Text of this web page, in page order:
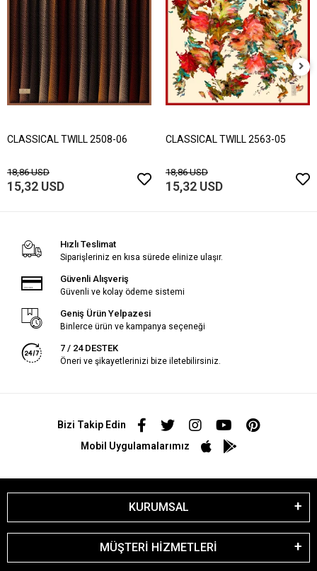
CLASSICAL TWILL 2508-06
18,86 USD
15,32 USD
CLASSICAL TWILL 2563-05
18,86 USD
15,32 USD
Hızlı Teslimat
Siparişleriniz en kısa sürede elinize ulaşır.
Güvenli Alışveriş
Güvenli ve kolay ödeme sistemi
Geniş Ürün Yelpazesi
Binlerce ürün ve kampanya seçeneği
7 / 24 DESTEK
Öneri ve şikayetlerinizi bize iletebilirsiniz.
Bizi Takip Edin
Mobil Uygulamalarımız
KURUMSAL
MÜŞTERİ HİZMETLERİ